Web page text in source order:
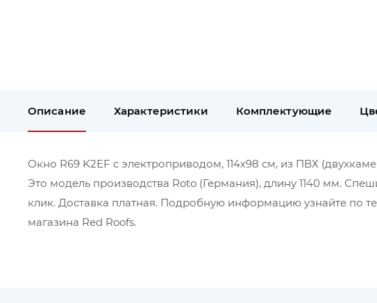
Описание Характеристики Комплектующие
Окно R69 K2EF c электроприводом, 114х98 см, из ПВХ
Это модель производства Roto (Германия), длину 1140 мм.
клик. Доставка платная. Подробную информацию узнайте по
магазина Red Roofs.